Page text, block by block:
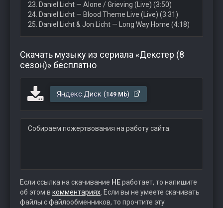
23. Daniel Licht — Alone / Grieving (Live) (3:50)
24. Daniel Licht — Blood Theme Live (Live) (3:31)
25. Daniel Licht & Jon Licht — Long Way Home (4:18)
Скачать музыку из сериала «Декстер (8
сезон)» бесплатно
Яндекс.Диск (149 Mb)
Собираем пожертвования на работу сайта:
Если ссылка на скачивание НЕработает, то напишите
об этом в комментариях . Если вы не умеете скачивать
файлы с файлообменников, то прочтите эту